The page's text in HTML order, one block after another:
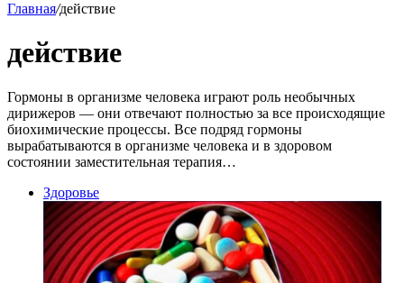
Главная/действие
действие
Гормоны в организме человека играют роль необычных
дирижеров — они отвечают полностью за все происходящие
биохимические процессы. Все подряд гормоны
вырабатываются в организме человека и в здоровом
состоянии заместительная терапия…
Здоровье